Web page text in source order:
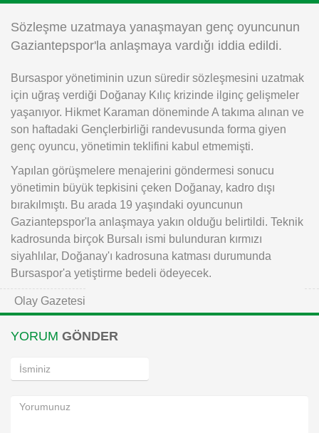
Instagram
iOS
Sözleşme uzatmaya yanaşmayan genç oyuncunun
Gaziantepspor'la anlaşmaya vardığı iddia edildi.
Bursaspor yönetiminin uzun süredir sözleşmesini uzatmak
için uğraş verdiği Doğanay Kılıç krizinde ilginç gelişmeler
yaşanıyor. Hikmet Karaman döneminde A takıma alınan ve
son haftadaki Gençlerbirliği randevusunda forma giyen
genç oyuncu, yönetimin teklifini kabul etmemişti.
Yapılan görüşmelere menajerini göndermesi sonucu
yönetimin büyük tepkisini çeken Doğanay, kadro dışı
bırakılmıştı. Bu arada 19 yaşındaki oyuncunun
Gaziantepspor'la anlaşmaya yakın olduğu belirtildi. Teknik
kadrosunda birçok Bursalı ismi bulunduran kırmızı
siyahlılar, Doğanay'ı kadrosuna katması durumunda
Bursaspor'a yetiştirme bedeli ödeyecek.
Olay Gazetesi
YORUM GÖNDER